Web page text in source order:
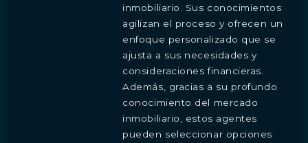
inmobiliario. Sus conocimientos
agilizan el proceso y ofrecen un
enfoque personalizado que se
ajusta a sus necesidades y
consideraciones financieras.
Además, gracias a su profundo
conocimiento del mercado
inmobiliario, estos agentes
pueden seleccionar opciones